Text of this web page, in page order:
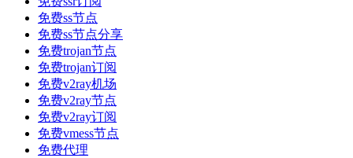
免费ss节点
免费ss节点分享
免费trojan节点
免费trojan订阅
免费v2ray机场
免费v2ray节点
免费v2ray订阅
免费vmess节点
免费代理